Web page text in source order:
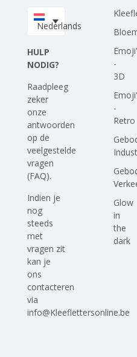
Upload je eigen ontwerp
Nederlands
HULP
NODIG?
Raadpleeg
zeker
onze
antwoorden
op de
veelgestelde
vragen
(FAQ).
Indien je
nog
steeds
met
vragen zit
kan je
ons
contacteren
via
info@Kleeflettersonline.be
-
3D
-
Retro
Glow
in
the
dark